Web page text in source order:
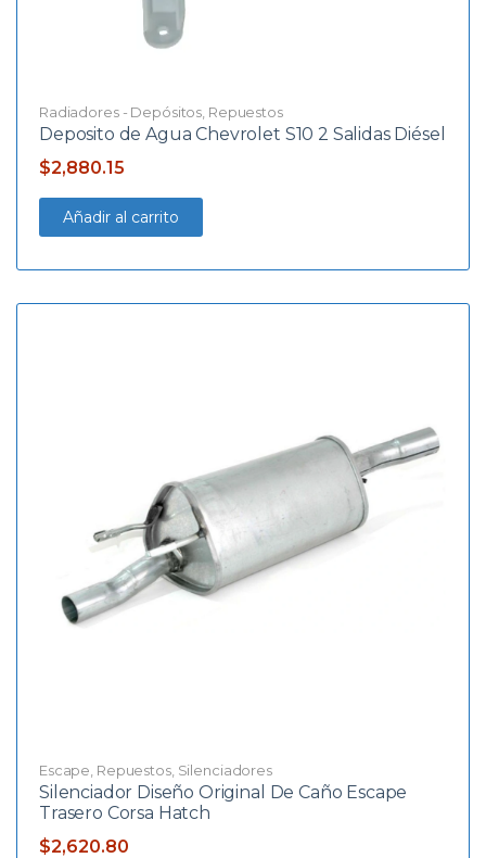
Radiadores - Depósitos Repuestos
Deposito de Agua Chevrolet S10 2 Salidas Diésel
$2,880.15
Añadir al carrito
Escape Repuestos, Silenciadores
Silenciador Diseño Original De Caño Escape
Trasero Corsa Hatch
$2,620.80